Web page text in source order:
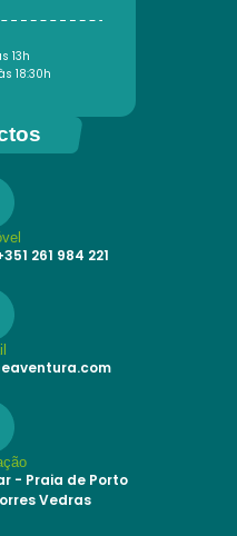
13h
18:30h
261 984 221
- Praia de Porto
Vedras